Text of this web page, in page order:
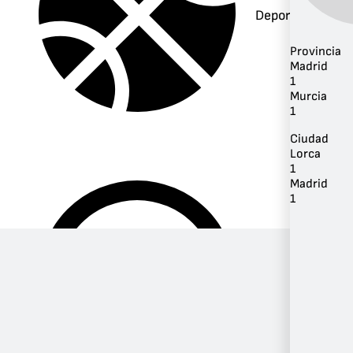
Deportes
Provincia
Madrid
1
Murcia
1
Ciudad
Lorca
1
Madrid
1